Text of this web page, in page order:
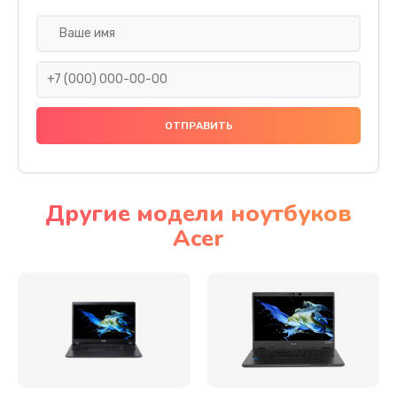
Ремонт подсветки
Настройка BIOS
Замена видеочипа
Другие модели ноутбуков
Acer